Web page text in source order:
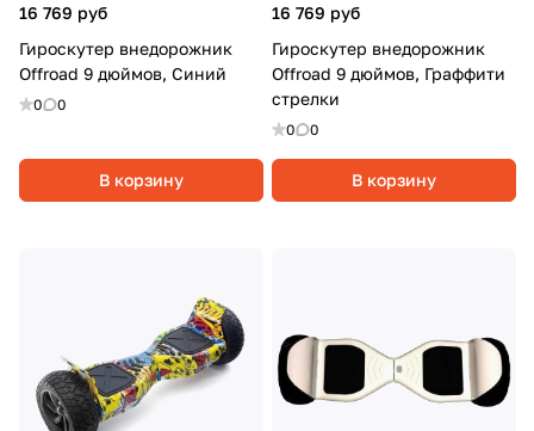
16 769 руб
Гироскутер внедорожник
Offroad 9 дюймов, Синий
0 0
В корзину
16 769 руб
Гироскутер внедорожник
Offroad 9 дюймов, Граффити
стрелки
0 0
В корзину